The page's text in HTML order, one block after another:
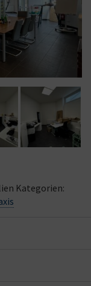
Kategorien: